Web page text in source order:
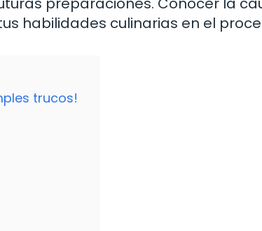
habilidades culinarias en el
trucos!